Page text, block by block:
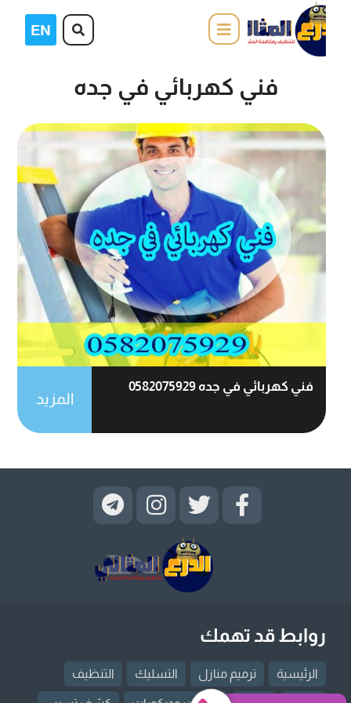
فني كهربائي في جده
فني كهربائي في جده 0582075929
المزيد
روابط قد تهمك
الرئيسية ترميم منازل التسليك التنظيف